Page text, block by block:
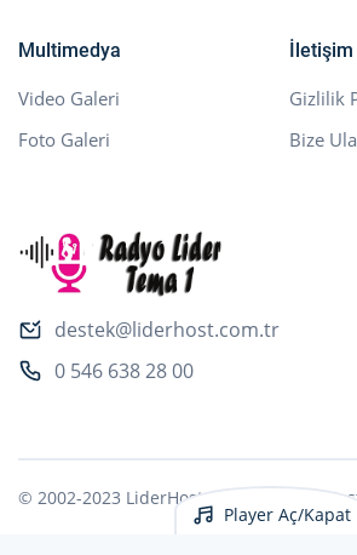
Player Aç/Kapat
destek@liderhost.com.tr
0 546 638 28 00
Multimedya
Video Galeri
Foto Galeri
İletişim
Gizlilik
Bize
© 2002-2023 LiderHost.Com.TR. Lider